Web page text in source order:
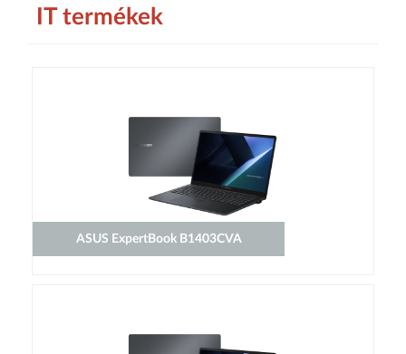
IT termékek
ASUS ExpertBook B1403CVA